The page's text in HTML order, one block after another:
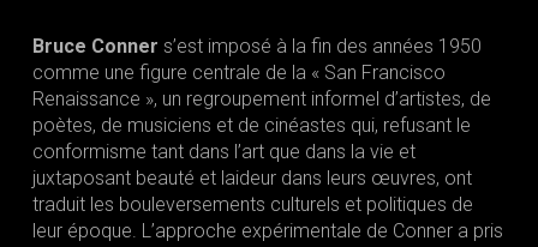
Bruce Conner s’est imposé à la fin des années 1950
comme une figure centrale de la « San Francisco
Renaissance », un regroupement informel d’artistes, de
poètes, de musiciens et de cinéastes qui, refusant le
conformisme tant dans l’art que dans la vie et
juxtaposant beauté et laideur dans leurs œuvres, ont
traduit les bouleversements culturels et politiques de
leur époque. L’approche expérimentale de Conner a pris